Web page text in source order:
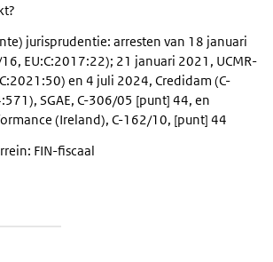
jurisprudentie: arresten van 18 januari
EU:C:2017:22); 21 januari 2021, UCMR-
en 4 juli 2024, Credidam (C-
SGAE, C-306/05 [punt] 44, en
(Ireland), C-162/10, [punt] 44
FIN-fiscaal